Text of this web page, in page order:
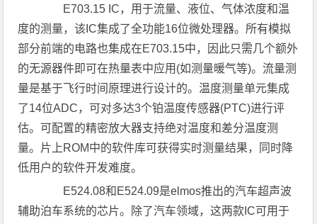
E703.15 IC，用于流量、液位、气体浓度和温
度的测量，该IC集成了全功能16位微处理器。所有模拟
部分前端的电路也集成在E703.15中，因此只需几个额外
的无源器件即可在热量表中应用(如测量暖气等)。流量测
量是基于飞行时间原理进行设计的。温度测量单元集成
了14位ADC，可对多达3个铂温度传感器(PTC)进行评
估。可配置的精密放大器支持绝对温度和差分温度测
量。片上ROM中的软件库可获得实时测量结果，同时降
低用户的软件开发难度。
E524.08和E524.09是elmos推出的汽车超声波
辅助泊车系统的芯片。除了汽车领域，这两款IC可用于